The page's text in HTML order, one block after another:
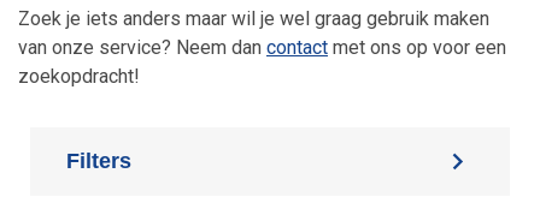
Zoek je iets anders maar wil je wel graag gebruik maken
van onze service? Neem dan contact met ons op voor een
zoekopdracht!
Filters
Duurzaamheid
Kleine beurt
Camperonderhoud
Geen Reactie Gaspedaal 1.9 (C)DTI
Wervelkleppen